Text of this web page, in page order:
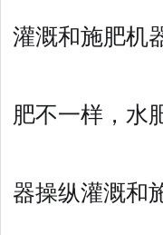
灌溉和施肥机
肥不一样，水
器操纵灌溉和